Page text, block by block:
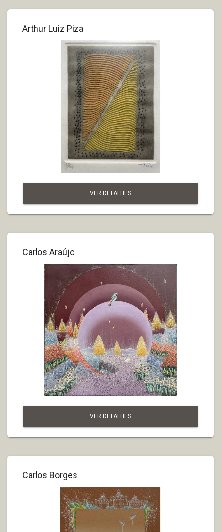
Arthur Luiz Piza
VER DETALHES
Carlos Araújo
VER DETALHES
Carlos Borges